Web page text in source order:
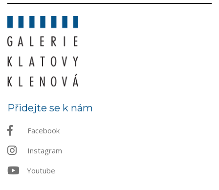
Přidejte se k nám
Facebook
Instagram
Youtube